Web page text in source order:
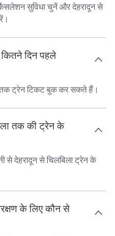
सुविधा चुनें और देहरादून से
दिन पहले
तक ट्रेन टिकट बुक कर सकते हैं।
तक की ट्रेन के
देहरादून से चिलबिला ट्रेन के
के लिए कौन से